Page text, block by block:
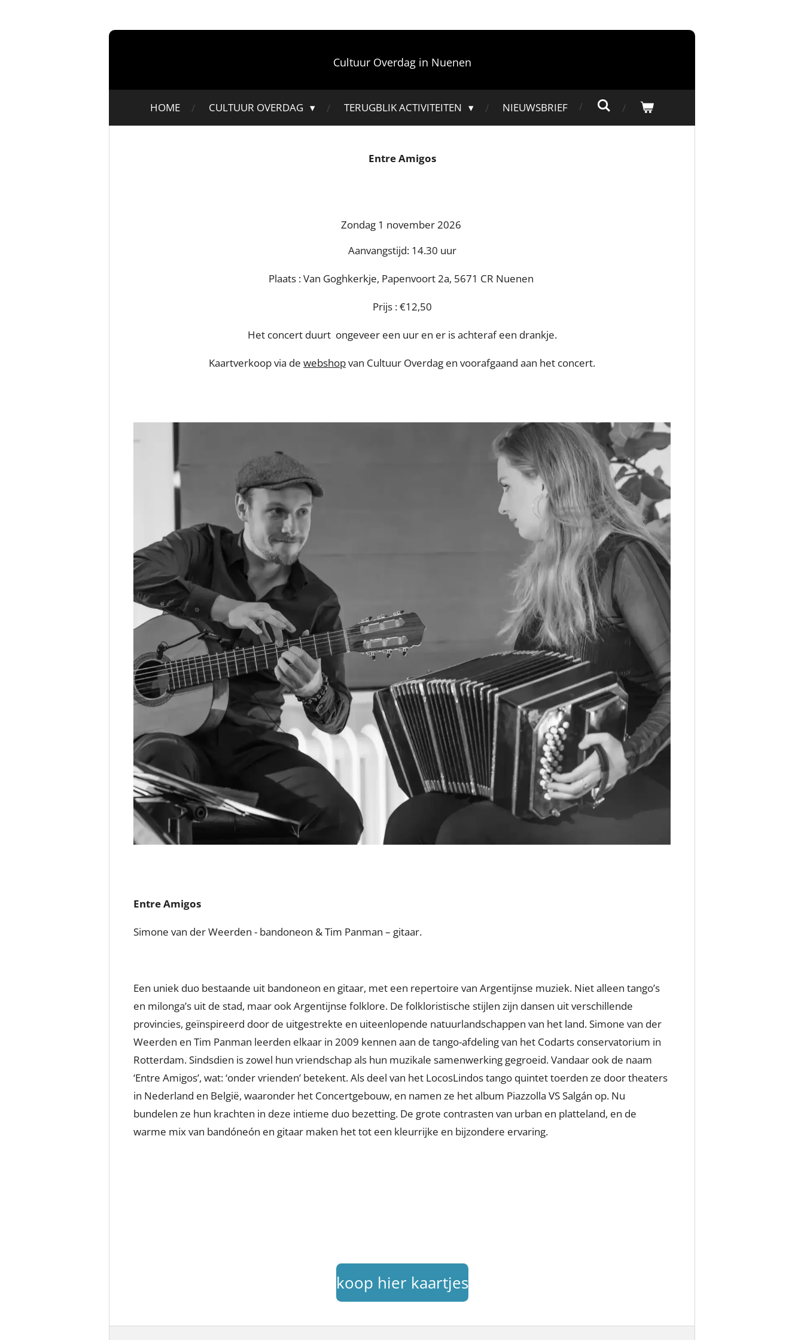
Cultuur Overdag in Nuenen
HOME CULTUUR OVERDAG TERUGBLIK ACTIVITEITEN NIEUWSBRIEF
Entre Amigos
Zondag 1 november 2026
Aanvangstijd: 14.30 uur
Plaats : Van Goghkerkje, Papenvoort 2a, 5671 CR Nuenen
Prijs : €12,50
Het concert duurt ongeveer een uur en er is achteraf een drankje.
Kaartverkoop via de webshopvan Cultuur Overdag en voorafgaand aan het concert.
Entre Amigos
Simone van der Weerden - bandoneon & Tim Panman – gitaar.
Een uniek duo bestaande uit bandoneon en gitaar, met een repertoire van Argentijnse muziek. Niet alleen tango’s
en milonga’s uit de stad, maar ook Argentijnse folklore. De folkloristische stijlen zijn dansen uit verschillende
provincies, geïnspireerd door de uitgestrekte en uiteenlopende natuurlandschappen van het land. Simone van der
Weerden en Tim Panman leerden elkaar in 2009 kennen aan de tango-afdeling van het Codarts conservatorium in
Rotterdam. Sindsdien is zowel hun vriendschap als hun muzikale samenwerking gegroeid. Vandaar ook de naam
‘Entre Amigos’, wat: ‘onder vrienden’ betekent. Als deel van het LocosLindos tango quintet toerden ze door theaters
in Nederland en België, waaronder het Concertgebouw, en namen ze het album Piazzolla VS Salgán op. Nu
bundelen ze hun krachten in deze intieme duo bezetting. De grote contrasten van urban en platteland, en de
warme mix van bandóneón en gitaar maken het tot een kleurrijke en bijzondere ervaring.
koop hier kaartjes